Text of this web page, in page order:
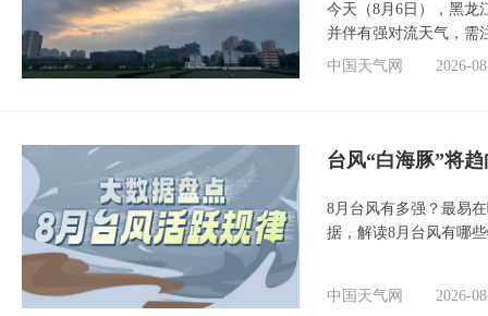
今天（8月6日），黑龙
并伴有强对流天气，需
中国天气网
2026-
台风“白海豚”将
8月台风有多强？最易
据，解读8月台风有哪
中国天气网 2026-